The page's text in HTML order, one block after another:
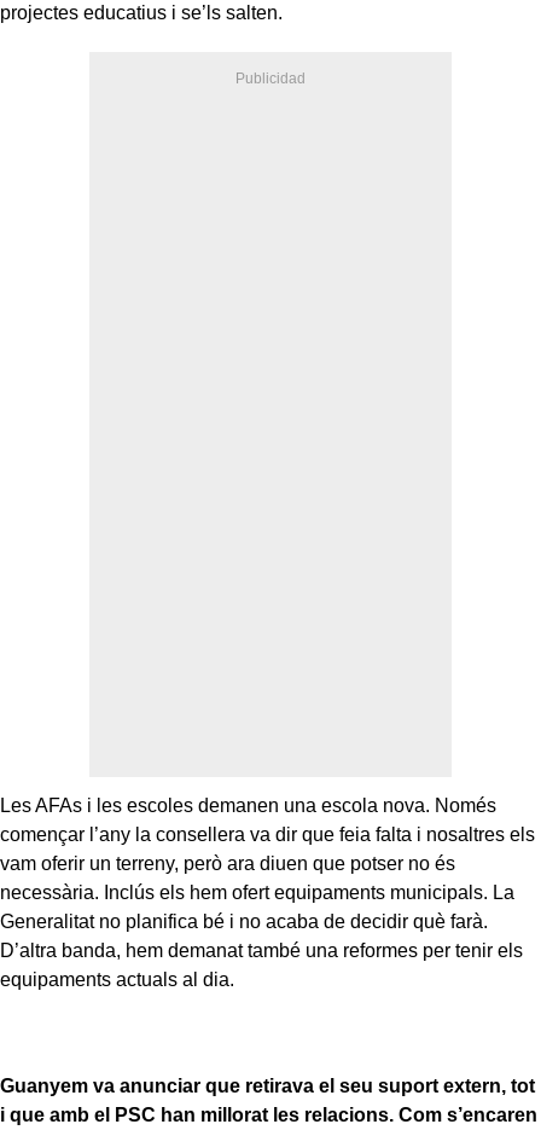
projectes educatius i se’ls salten.
Les AFAs i les escoles demanen una escola nova. Només
començar l’any la consellera va dir que feia falta i nosaltres els
vam oferir un terreny, però ara diuen que potser no és
necessària. Inclús els hem ofert equipaments municipals. La
Generalitat no planifica bé i no acaba de decidir què farà.
D’altra banda, hem demanat també una reformes per tenir els
equipaments actuals al dia.
Guanyem va anunciar que retirava el seu suport extern, tot
i que amb el PSC han millorat les relacions. Com s’encaren